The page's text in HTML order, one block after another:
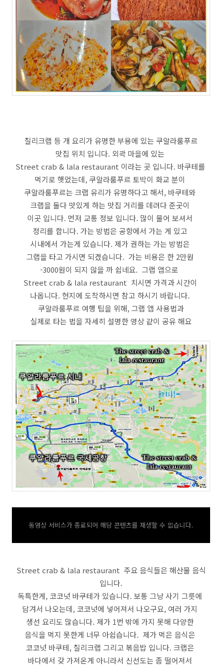
칠리크랩 등 개 요리가 유명한 부용에 있는 쿠알라룸푸르
맛집 위치 입니다. 외곽 마을에 있는
Street crab & lala restaurant 이라는 곳 입니다. 바쿠테를
먹기로 햇었는데, 쿠알라룸푸르 토박이 화교 분이
쿠알라룸푸르는 크랩 유리가 유명하다고 해서, 바쿠테와
크랩을 둘다 맛있게 하는 맛집 거리를 데려다 준곳이
이곳 입니다. 먼저 교통 정보 입니다. 많이 물어 보셔서
정리를 합니다. 가는 방법은 공항에서 가는 게 있고
시내에서 가는게 있습니다. 제가 권하는 가는 방법은
그랩을 타고 가시면 되겠습니다. 가는 비용은 한 2만원
-3000원이 되지 않을 까 쉽네요. 그랩 앱으로
Street crab & lala restaurant 치시면 가격과 시간이
나옵니다. 현지에 도착하시면 참고 하시기 바랍니다.
쿠알라룸푸르 여행 팁을 위해, 그랩 앱 사용법과
실제로 타는 법을 자세히 설명한 영상 같이 공유 해요
동영상 서비스가 종료되어 해당 콘텐츠를 재생할 수 없습니다.
Street crab & lala restaurant 주요 음식들은 해산물 음식
입니다.
독특한게, 코코넛 바쿠테가 있습니다. 보통 그냥 사기 그릇에
담겨서 나오는데, 코코넛에 넣어져서 나오구요, 여러 가지
생선 요리도 많습니다. 제가 1번 밖에 가지 못해 다양한
음식을 먹지 못한게 너무 아쉽습니다. 제가 먹은 음식은
코코넛 바쿠테, 칠리크랩 그리고 볶음밥 입니다. 크랩은
바다에서 갖 가져온게 아니라서 신선도는 좀 떨어져서